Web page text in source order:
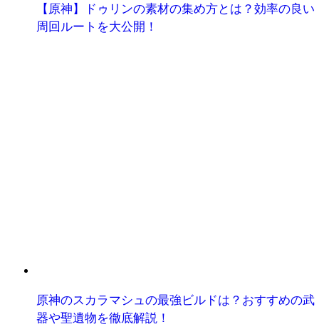
【原神】ドゥリンの素材の集め方とは？効率の良い
周回ルートを大公開！
原神のスカラマシュの最強ビルドは？おすすめの武
器や聖遺物を徹底解説！